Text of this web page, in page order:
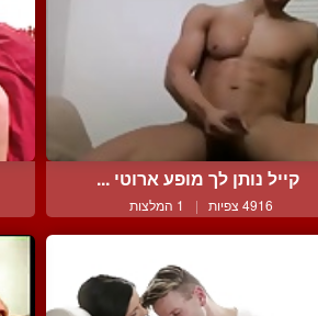
קייל נותן לך מופע ארוטי ...
4916 צפיות | 1 המלצות